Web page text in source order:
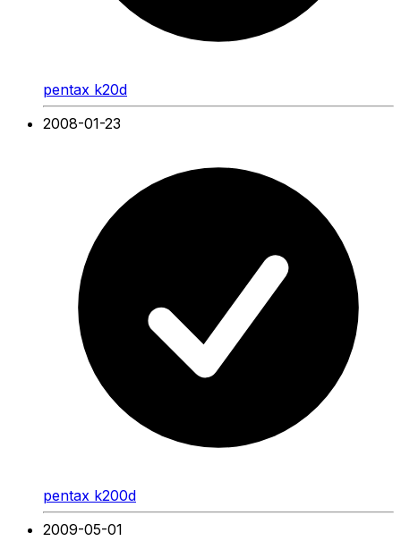
pentax k20d
2008-01-23
pentax k200d
2009-05-01